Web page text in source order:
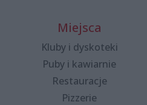
Miejsca
Kluby i dyskoteki
Puby i kawiarnie
Restauracje
Pizzerie